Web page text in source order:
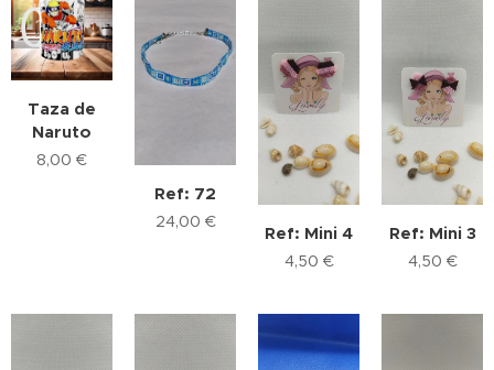
Taza de
Naruto
8,00 €
Ref: 72
24,00 €
Ref: Mini 4
4,50 €
Ref: Mini 3
4,50 €